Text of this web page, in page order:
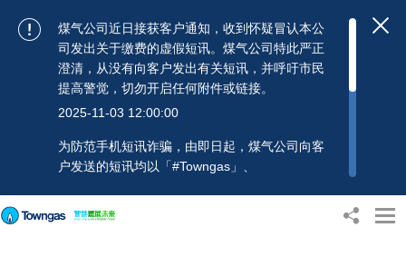
煤气公司近日接获客户通知，收到怀疑冒认本公
司发出关于缴费的虚假短讯。煤气公司特此严正
澄清，从没有向客户发出有关短讯，并呼吁市民
提高警觉，切勿开启任何附件或链接。
2025-11-03 12:00:00
为防范手机短讯诈骗，由即日起，煤气公司向客
户发送的短讯均以「#Towngas」、